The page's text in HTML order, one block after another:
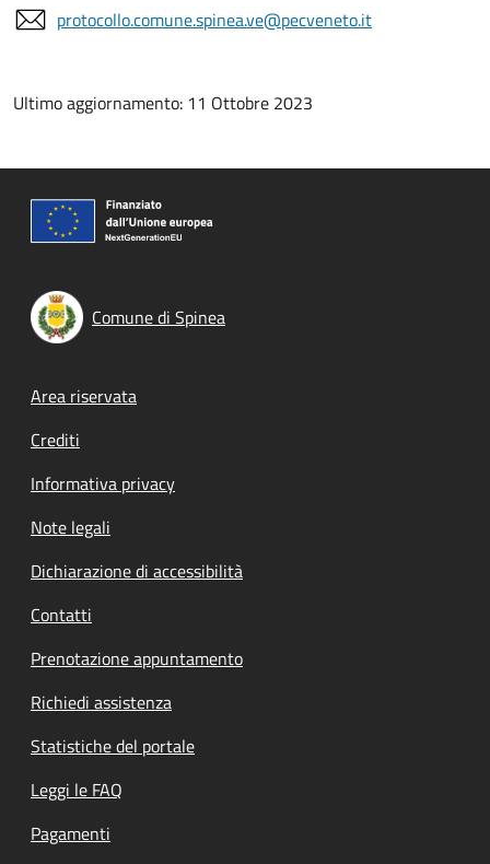
protocollo.comune.spinea.ve@pecveneto.it
Ultimo aggiornamento: 11 Ottobre 2023
Comune di Spinea
Footer menu
Area riservata
Crediti
Informativa privacy
Note legali
Dichiarazione di accessibilità
Contatti
Prenotazione appuntamento
Richiedi assistenza
Statistiche del portale
Leggi le FAQ
Pagamenti